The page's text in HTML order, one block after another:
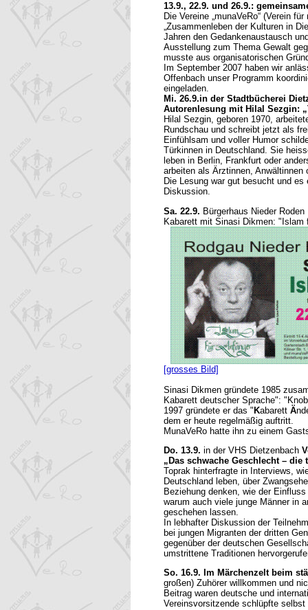
13.9., 22.9. und 26.9.:
Die Vereine „munaVeRo“ (Verein
„Zusammenleben der Kulturen in
Jahren den Gedankenaustausch
Ausstellung zum Thema Gewalt
musste aus organisatorischen
Im September 2007 haben wir
Offenbach unser Programm
eingeladen.
Mi. 26.9.in der Stadtbücherei
Autorenlesung mit Hilal Sezgin:
Hilal Sezgin, geboren 1970,
Rundschau und schreibt jetzt als
Einfühlsam und voller Humor
Türkinnen in Deutschland. Sie
leben in Berlin, Frankfurt oder
arbeiten als Ärztinnen,
Die Lesung war gut besucht und
Diskussion.
Sa. 22.9. Bürgerhaus Nieder Roden
Kabarett mit Sinasi Dikmen: "Islam
[grosses Bild]
Sinasi Dikmen gründete 1985
Kabarett deutscher Sprache":
1997 gründete er das "Kabarett Ä
dem er heute regelmäßig auftritt.
MunaVeRo hatte ihn zu einem
Do. 13.9. in der VHS Dietzenbach
„Das schwache Geschlecht – die
Toprak hinterfragte in Interviews,
Deutschland leben, über
Beziehung denken, wie der
warum auch viele junge Männer in
geschehen lassen.
In lebhafter Diskussion der
bei jungen Migranten der dritten
gegenüber der deutschen
umstrittene Traditionen
So. 16.9. Im Märchenzelt beim
großen) Zuhörer willkommen und
Beitrag waren deutsche und
Vereinsvorsitzende schlüpfte